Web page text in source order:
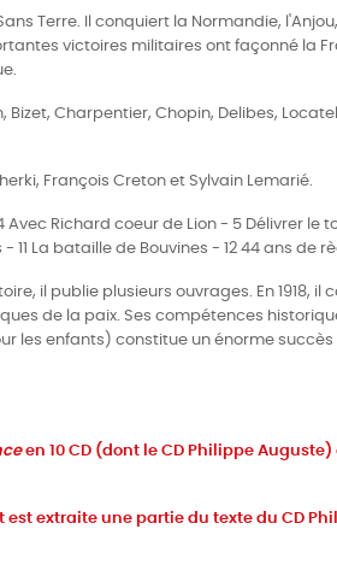
Terre. Il conquiert la Normandie,
victoires militaires ont façonné la
Bizet, Charpentier, Chopin, Delibes,
François Creton et Sylvain Lemarié.
Avec Richard coeur de Lion - 5 Délivrer
La bataille de Bouvines - 12 44 ans de
il publie plusieurs ouvrages. En 1918,
de la paix. Ses compétences
les enfants) constitue un énorme succès
en 10 CD (dont le CD Philippe
extraite une partie du texte du CD